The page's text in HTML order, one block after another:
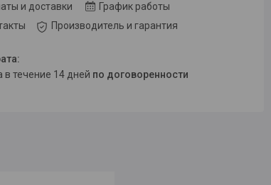
и доставки
График работы
Производитель и гарантия
в течение 14 дней по договоренности